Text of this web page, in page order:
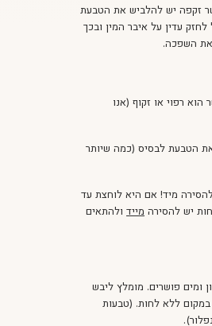
זקפה יש להלביש את הטבעת
עדין על איבר המין ובכך
את השפכה.
רפוי או זקוף (אנו
הטבעת לבסיס (כמה שיותר
מיד! אם היא לוחצת עד
יש להסירה מייד ולהתאים
ומים פושרים. מומלץ ליבש
ללא לחות. (טבעות